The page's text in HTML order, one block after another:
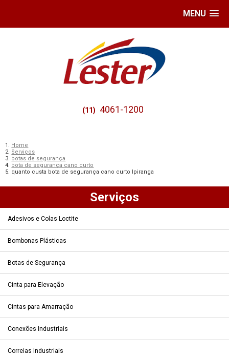
MENU
(11) 4061-1200
Home
Serviços
botas de segurança
bota de segurança cano curto
quanto custa bota de segurança cano curto Ipiranga
Serviços
Adesivos e Colas Loctite
Bombonas Plásticas
Botas de Segurança
Cinta para Elevação
Cintas para Amarração
Conexões Industriais
Correias Industriais